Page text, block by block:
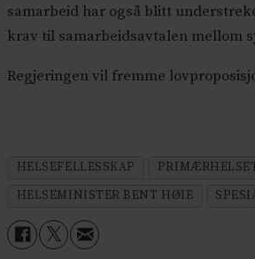
samarbeid har også blitt
krav til samarbeidsavtalen mellom
Regjeringen vil fremme
HELSEFELLESSKAP
HELSEMINISTER BENT HØIE